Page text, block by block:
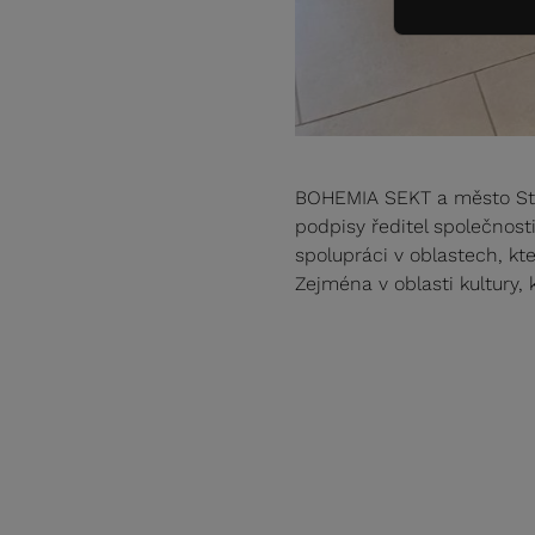
BOHEMIA SEKT a město
podpisy ředitel
spolupráci v oblastech,
Zejména v oblasti kultury,